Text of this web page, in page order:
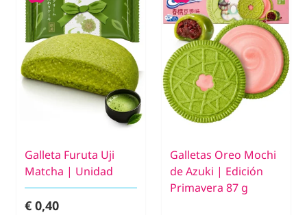
Galleta Furuta Uji
Matcha | Unidad
€ 0,40
Galletas Oreo Mochi
de Azuki | Edición
Primavera 87 g